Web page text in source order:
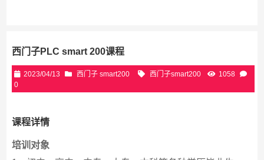
西门子PLC smart 200课程
2023/04/13 西门子 smart200 西门子smart200
1058
0
课程详情
培训对象